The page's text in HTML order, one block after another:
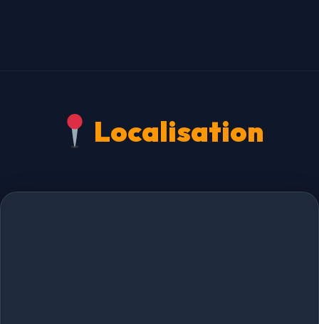
Localisation